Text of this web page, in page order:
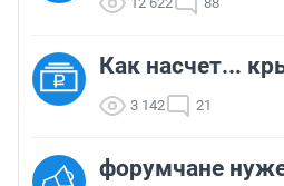
Как насчет...
3 142 21
форумчане